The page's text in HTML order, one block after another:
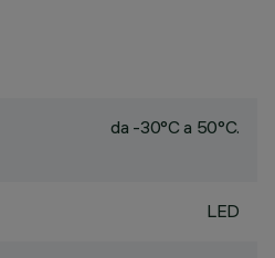
da -30°C a 50°C.
LED